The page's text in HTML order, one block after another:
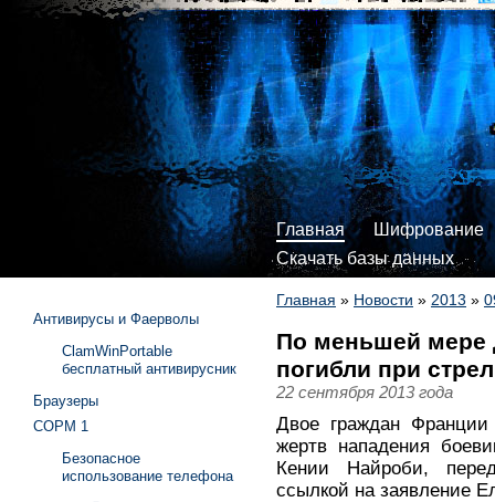
Главная
Шифрование
Скачать базы данных
Главная » Новости » 2013 »
По меньшей мере
погибли при
22 сентября 2013 года
Двое граждан Франции
жертв нападения
Кении Найроби,
ссылкой на заявление
Антивирусы и Фаерволы
ClamWinPortable
бесплатный антивирусник
Браузеры
СОРМ 1
Безопасное
использование телефона